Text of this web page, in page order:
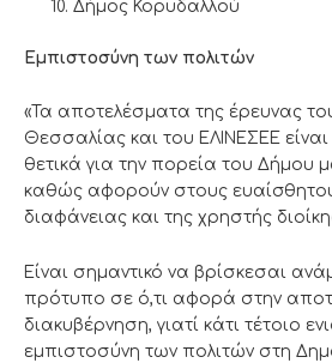
Δήμος Κορυδαλλού
Εμπιστοσύνη των πολιτών
«Τα αποτελέσματα της έρευνας
Θεσσαλίας και του ΕΛΙΝΕΣΕΕ
θετικά για την πορεία του Δήμου
καθώς αφορούν στους
διαφάνειας και της χρηστής
Είναι σημαντικό να βρίσκεσαι
πρότυπο σε ό,τι αφορά στην
διακυβέρνηση, γιατί κάτι τέτοιο
εμπιστοσύνη των πολιτών στη